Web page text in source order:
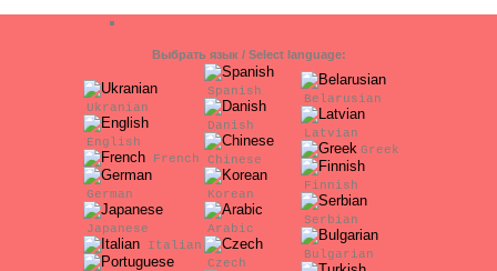
Выбрать язык / Select language:
Ukranian
English
French
German
Japanese
Italian
Spanish
Danish
Chinese
Korean
Arabic
Czech
Belarusian
Latvian
Greek
Finnish
Serbian
Bulgarian